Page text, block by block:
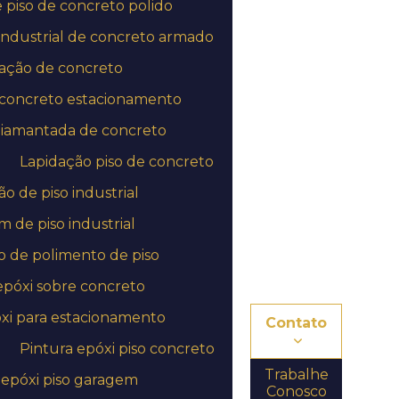
piso de concreto polido
de concreto armado
de concreto
estacionamento
de concreto
Lapidação piso de concreto
de piso industrial
de piso industrial
de polimento de piso
sobre concreto
para estacionamento
Pintura epóxi piso concreto
piso garagem
Contato
Trabalhe
Conosco
Empresa de aplicação de epóxi em sp
Empresa de aplicação de revestimento
Empresa de pintura autonivelante epóxi
Empresa de pintura autonivelante epóxi em
Empresa de pintura autonivelante epóxi em
sp
Empresa de pintura industrial